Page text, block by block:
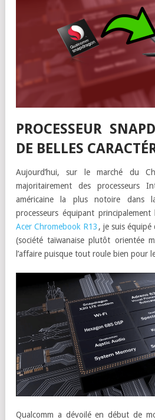
PROCESSEUR
DE BELLES
Aujourd’hui, sur le marché du
majoritairement des processeurs
américaine la plus notoire dans
processeurs équipant
Acer Chromebook R13 , je suis équipé
(société taïwanaise plutôt orientée
l’affaire puisque tout roule bien pour
Qualcomm a dévoilé en début de